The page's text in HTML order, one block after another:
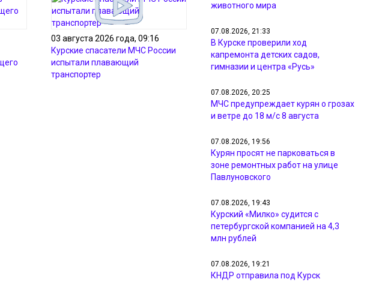
03 августа 2026 года, 09:16
Курские спасатели МЧС России
испытали плавающий
транспортер
животного мира
07.08.2026, 21:33
В Курске проверили ход
капремонта детских садов,
гимназии и центра «Русь»
07.08.2026, 20:25
МЧС предупреждает курян о грозах
и ветре до 18 м/с 8 августа
07.08.2026, 19:56
Курян просят не парковаться в
зоне ремонтных работ на улице
Павлуновского
07.08.2026, 19:43
Курский «Милко» судится с
петербургской компанией на 4,3
млн рублей
07.08.2026, 19:21
КНДР отправила под Курск